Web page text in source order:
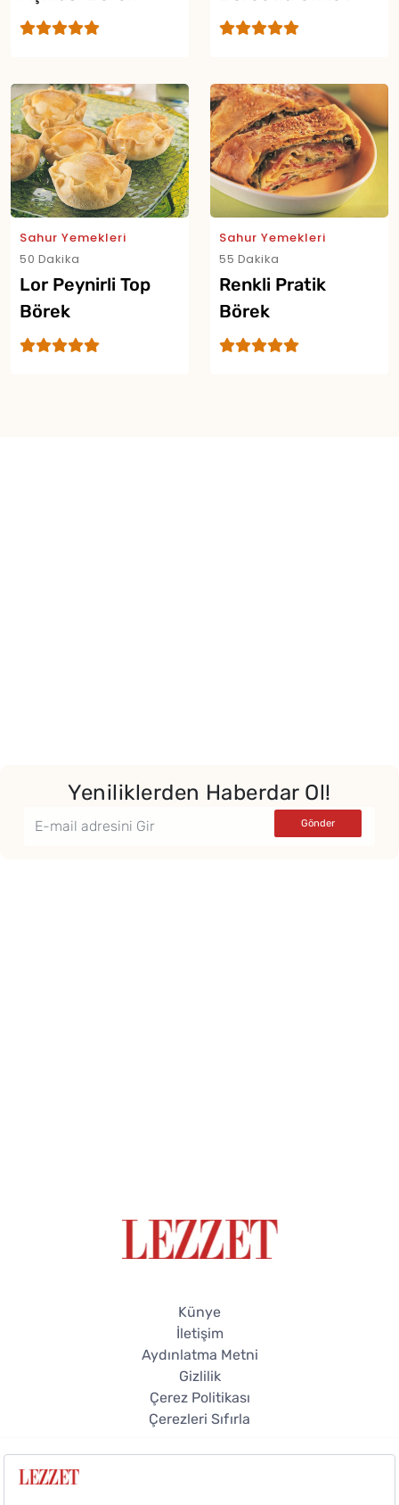
Sahur Yemekleri
50 Dakika
Lor Peynirli Top
Börek
Sahur Yemekleri
55 Dakika
Renkli Pratik
Börek
Yeniliklerden Haberdar Ol!
Künye
İletişim
Aydınlatma Metni
Gizlilik
Çerez Politikası
Çerezleri Sıfırla